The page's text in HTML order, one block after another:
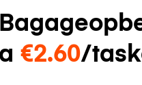
€2.60/